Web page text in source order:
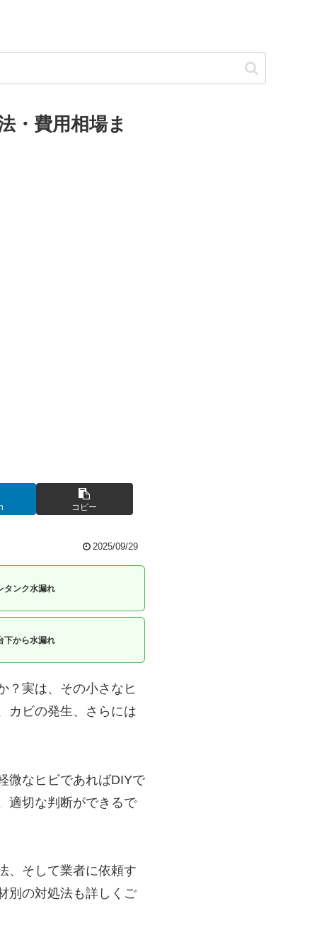
・費用相場ま
コピー
2025/09/29
タンク水漏れ
下から水漏れ
？実は、その小さなヒ
カビの発生、さらには
微なヒビであればDIYで
適切な判断ができるで
、そして業者に依頼す
別の対処法も詳しくご